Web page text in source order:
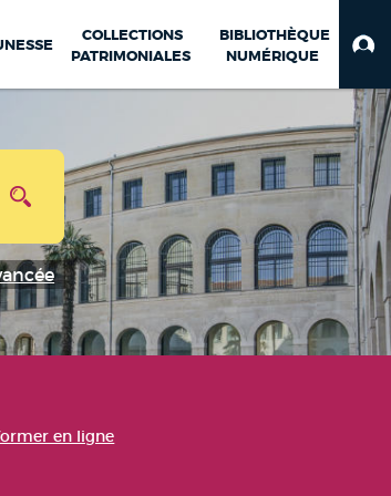
COLLECTIONS
PATRIMONIALES
BIBLIOTHÈQUE
NUMÉRIQUE
en ligne